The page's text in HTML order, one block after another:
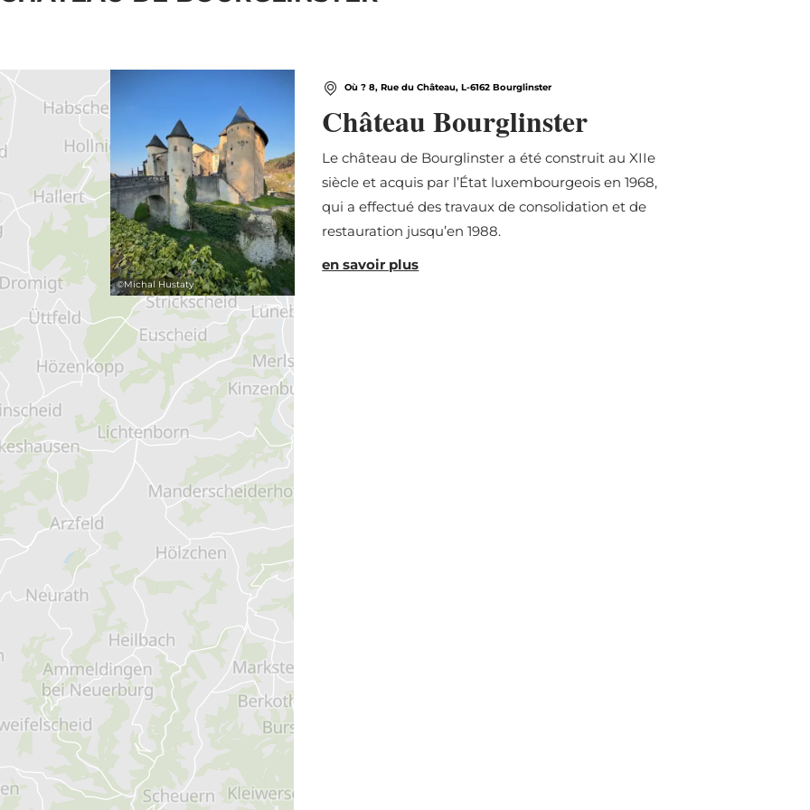
©Michal Hustaty
Où ? 8, Rue du Château, L-6162 Bourglinster
Château Bourglinster
Le château de Bourglinster a été construit au XIIe
siècle et acquis par l’État luxembourgeois en 1968,
qui a effectué des travaux de consolidation et de
restauration jusqu’en 1988.
en savoir plus